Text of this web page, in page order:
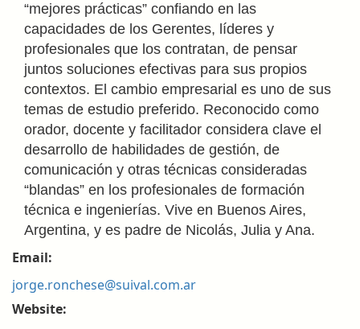
“mejores prácticas” confiando en las
capacidades de los Gerentes, líderes y
profesionales que los contratan, de pensar
juntos soluciones efectivas para sus propios
contextos. El cambio empresarial es uno de sus
temas de estudio preferido. Reconocido como
orador, docente y facilitador considera clave el
desarrollo de habilidades de gestión, de
comunicación y otras técnicas consideradas
“blandas” en los profesionales de formación
técnica e ingenierías. Vive en Buenos Aires,
Argentina, y es padre de Nicolás, Julia y Ana.
Email:
jorge.ronchese@suival.com.ar
Website: